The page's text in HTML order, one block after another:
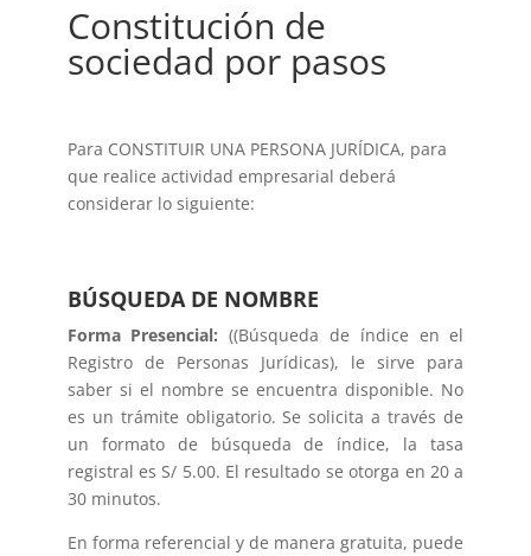
Constitución de
sociedad por pasos
Para CONSTITUIR UNA PERSONA JURÍDICA, para
que realice actividad empresarial deberá
considerar lo siguiente:
BÚSQUEDA DE NOMBRE
Forma Presencial:((Búsqueda de índice en el
Registro de Personas Jurídicas), le sirve para
saber si el nombre se encuentra disponible. No
es un trámite obligatorio. Se solicita a través de
un formato de búsqueda de índice, la tasa
registral es S/ 5.00. El resultado se otorga en 20 a
30 minutos.
En forma referencial y de manera gratuita, puede